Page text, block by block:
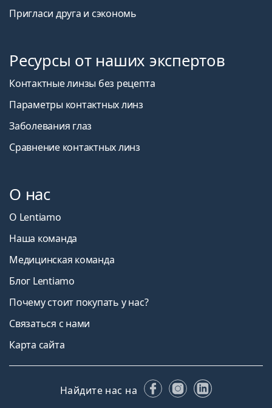
Пригласи друга и сэкономь
Ресурсы от наших экспертов
Контактные линзы без рецепта
Параметры контактных линз
Заболевания глаз
Сравнение контактных линз
О нас
О Lentiamo
Наша команда
Медицинская команда
Блог Lentiamo
Почему стоит покупать у нас?
Связаться с нами
Карта сайта
Найдите нас на FacebookInstagram
LinkedIn